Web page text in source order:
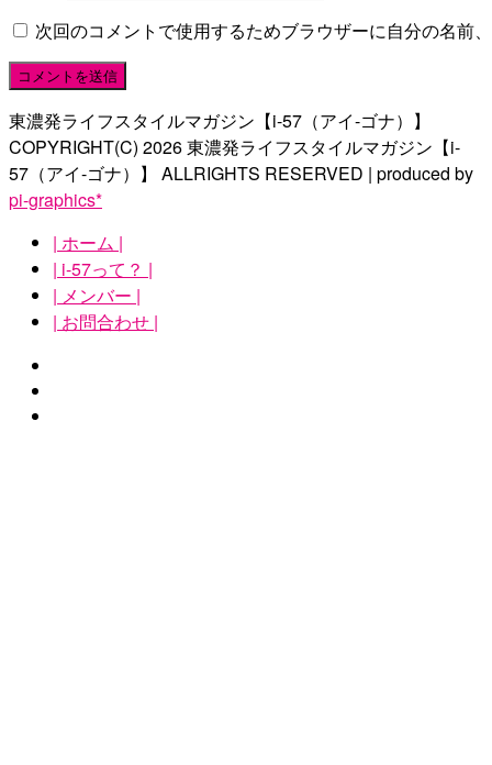
次回のコメントで使用するためブラウザーに自分の名前
東濃発ライフスタイルマガジン【i-57（アイ-ゴナ）】
COPYRIGHT(C) 2026東濃発ライフスタイルマガジン【i-
57（アイ-ゴナ）】
ALLRIGHTS RESERVED | produced by
pi-graphics*
| ホーム |
| i-57って？ |
| メンバー |
| お問合わせ |